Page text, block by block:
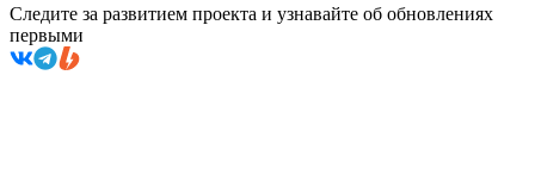
Следите за развитием проекта и узнавайте об обновлениях
первыми